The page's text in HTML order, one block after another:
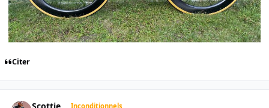
Citer
Inconditionnels